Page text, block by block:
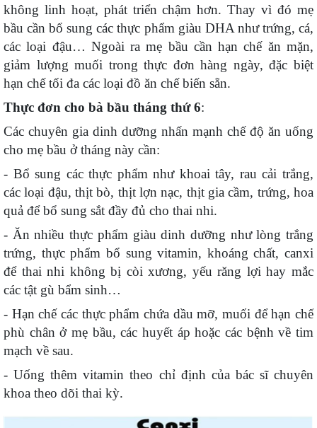
không linh hoạt, phát triển chậm hơn. Thay vì đó mẹ
bầu cần bổ sung các thực phẩm giàu DHA như trứng, cá,
các loại đậu… Ngoài ra mẹ bầu cần hạn chế ăn mặn,
giảm lượng muối trong thực đơn hàng ngày, đặc biệt
hạn chế tối đa các loại đồ ăn chế biến sẵn.
Thực đơn cho bà bầu tháng thứ 6:
Các chuyên gia dinh dưỡng nhấn mạnh chế độ ăn uống
cho mẹ bầu ở tháng này cần:
- Bổ sung các thực phẩm như khoai tây, rau cải trắng,
các loại đậu, thịt bò, thịt lợn nạc, thịt gia cầm, trứng, hoa
quả để bổ sung sắt đầy đủ cho thai nhi.
- Ăn nhiều thực phẩm giàu dinh dưỡng như lòng trắng
trứng, thực phẩm bổ sung vitamin, khoáng chất, canxi
để thai nhi không bị còi xương, yếu răng lợi hay mắc
các tật gù bẩm sinh…
- Hạn chế các thực phẩm chứa dầu mỡ, muối để hạn chế
phù chân ở mẹ bầu, các huyết áp hoặc các bệnh về tim
mạch về sau.
- Uống thêm vitamin theo chỉ định của bác sĩ chuyên
khoa theo dõi thai kỳ.